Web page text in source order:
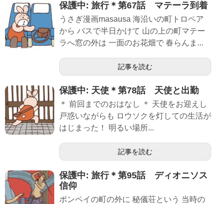
保護中: 旅行＊第67話 マテーラ到着
うさぎ漫画masausa 海沿いの町トロペア
から バスで半日かけて 山の上の町マテー
ラへ窓の外は 一面のお花畑で 春らんま...
記事を読む
保護中: 天使＊第78話 天使と出勤
＊ 前回までのおはなし ＊ 天使をお迎えし
戸惑いながらも ロウソクを灯しての生活が
はじまった！ 明るい場所...
記事を読む
保護中: 旅行＊第95話 ディオニソス
信仰
ポンペイの町の外に 秘儀荘という 当時の